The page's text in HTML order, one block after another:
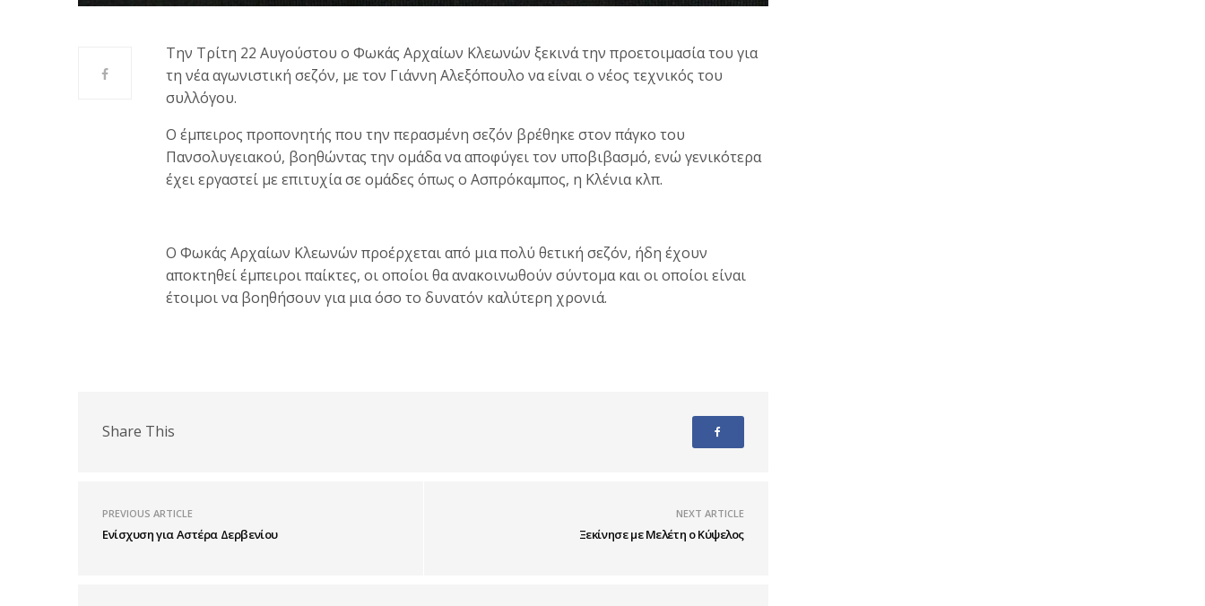
Την Τρίτη 22 Αυγούστου ο Φωκάς Αρχαίων Κλεωνών ξεκινά την προετοιμασία του για
τη νέα αγωνιστική σεζόν, με τον Γιάννη Αλεξόπουλο να είναι ο νέος τεχνικός του
συλλόγου.
Ο έμπειρος προπονητής που την περασμένη σεζόν βρέθηκε στον πάγκο του
Πανσολυγειακού, βοηθώντας την ομάδα να αποφύγει τον υποβιβασμό, ενώ γενικότερα
έχει εργαστεί με επιτυχία σε ομάδες όπως ο Ασπρόκαμπος, η Κλένια κλπ.
Ο Φωκάς Αρχαίων Κλεωνών προέρχεται από μια πολύ θετική σεζόν, ήδη έχουν
αποκτηθεί έμπειροι παίκτες, οι οποίοι θα ανακοινωθούν σύντομα και οι οποίοι είναι
έτοιμοι να βοηθήσουν για μια όσο το δυνατόν καλύτερη χρονιά.
Share This
PREVIOUS ARTICLE
Ενίσχυση για Αστέρα Δερβενίου
NEXT ARTICLE
Ξεκίνησε με Μελέτη ο Κύψελος